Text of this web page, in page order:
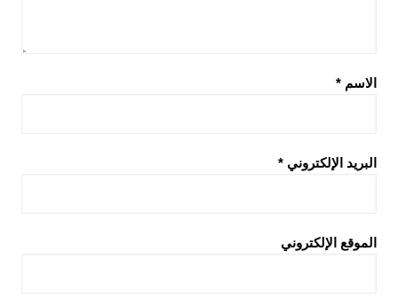
الاسم *
البريد الإلكتروني *
الموقع الإلكتروني